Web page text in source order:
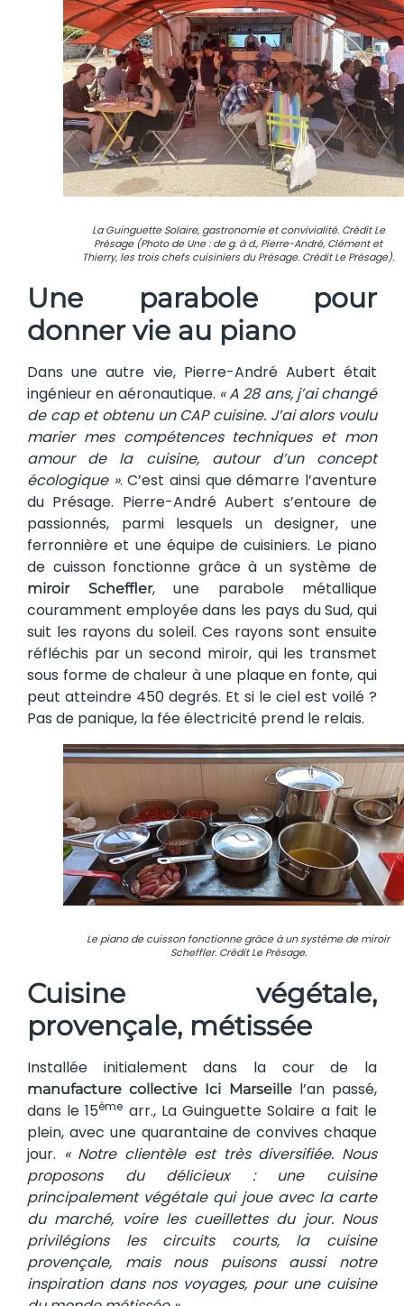
La Guinguette Solaire, gastronomie et convivialité. Crédit Le
Présage (Photo de Une : de g. à d., Pierre-André, Clément et
Thierry, les trois chefs cuisiniers du Présage. Crédit Le Présage).
Une parabole pour
donner vie au piano
Dans une autre vie, Pierre-André Aubert était
ingénieur en aéronautique. « A 28 ans, j’ai changé
de cap et obtenu un CAP cuisine. J’ai alors voulu
marier mes compétences techniques et mon
amour de la cuisine, autour d’un concept
écologique ». C’est ainsi que démarre l’aventure
du Présage. Pierre-André Aubert s’entoure de
passionnés, parmi lesquels un designer, une
ferronnière et une équipe de cuisiniers. Le piano
de cuisson fonctionne grâce à un système de
miroir Scheffler, une parabole métallique
couramment employée dans les pays du Sud, qui
suit les rayons du soleil. Ces rayons sont ensuite
réfléchis par un second miroir, qui les transmet
sous forme de chaleur à une plaque en fonte, qui
peut atteindre 450 degrés. Et si le ciel est voilé ?
Pas de panique, la fée électricité prend le relais.
Le piano de cuisson fonctionne grâce à un système de miroir
Scheffler. Crédit Le Présage.
Cuisine végétale,
provençale, métissée
Installée initialement dans la cour de la
manufacture collective Ici Marseillel’an passé,
dans le 15ème arr., La Guinguette Solaire a fait le
plein, avec une quarantaine de convives chaque
jour. « Notre clientèle est très diversifiée. Nous
proposons du délicieux : une cuisine
principalement végétale qui joue avec la carte
du marché, voire les cueillettes du jour. Nous
privilégions les circuits courts, la cuisine
provençale, mais nous puisons aussi notre
inspiration dans nos voyages, pour une cuisine